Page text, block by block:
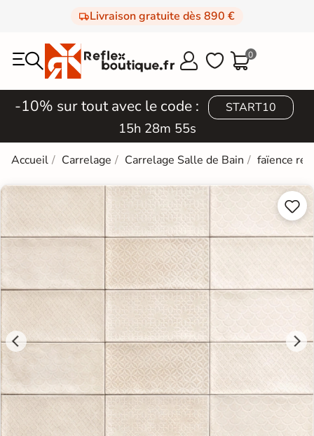
Livraison gratuite dès 890 €
  0
-10% sur tout avec le code : START10
15h 28m 54s
Accueil Carrelage Carrelage Salle de Bain faïence

